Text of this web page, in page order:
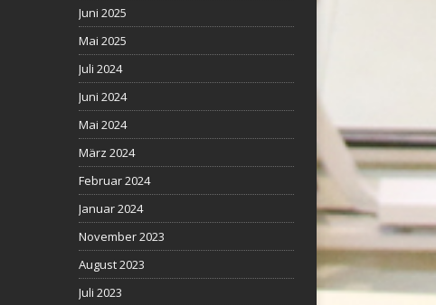
Juni 2025
Mai 2025
Juli 2024
Juni 2024
Mai 2024
März 2024
Februar 2024
Januar 2024
November 2023
August 2023
Juli 2023